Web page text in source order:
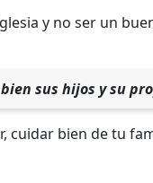
y no ser un
sus hijos y su
cuidar bien de tu